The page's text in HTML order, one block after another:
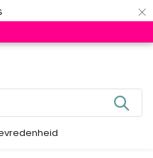
×
0